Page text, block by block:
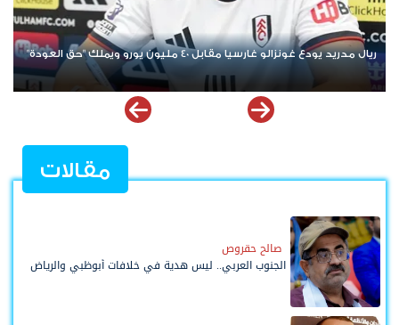
منافس إسباني يهدد طموح برشلونة في ضم عز الدين أوناحي هل تتم
الصفقة مقابل 10 ملايين يورو؟
مقالات
صالح حقروص
الجنوب العربي.. ليس هدية في خلافات أبوظبي والرياض